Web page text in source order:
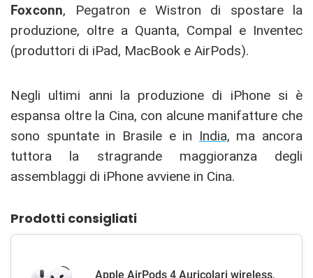
Foxconn, Pegatron e Wistron di spostare la
produzione, oltre a Quanta, Compal e Inventec
(produttori di iPad, MacBook e AirPods).
Negli ultimi anni la produzione di iPhone si è
espansa oltre la Cina, con alcune manifatture che
sono spuntate in Brasile e in India, ma ancora
tuttora la stragrande maggioranza degli
assemblaggi di iPhone avviene in Cina.
Prodotti consigliati
Apple AirPods 4 Auricolari wireless,